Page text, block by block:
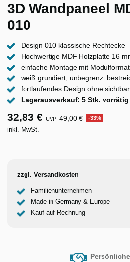
3D Wandpaneel
010
Design 010 klassische Rechtecke
Hochwertige MDF Holzplatte 16
einfache Montage mit
weiß grundiert, unbegrenzt
fortlaufendes Design ohne
Lagerausverkauf: 5 Stk. vorrätig
32,83 € UVP 49,00 € -33%
inkl. MwSt.
zzgl. Versandkosten
Familienunternehmen
Made in Germany & Europe
Kauf auf Rechnung
Persönliche